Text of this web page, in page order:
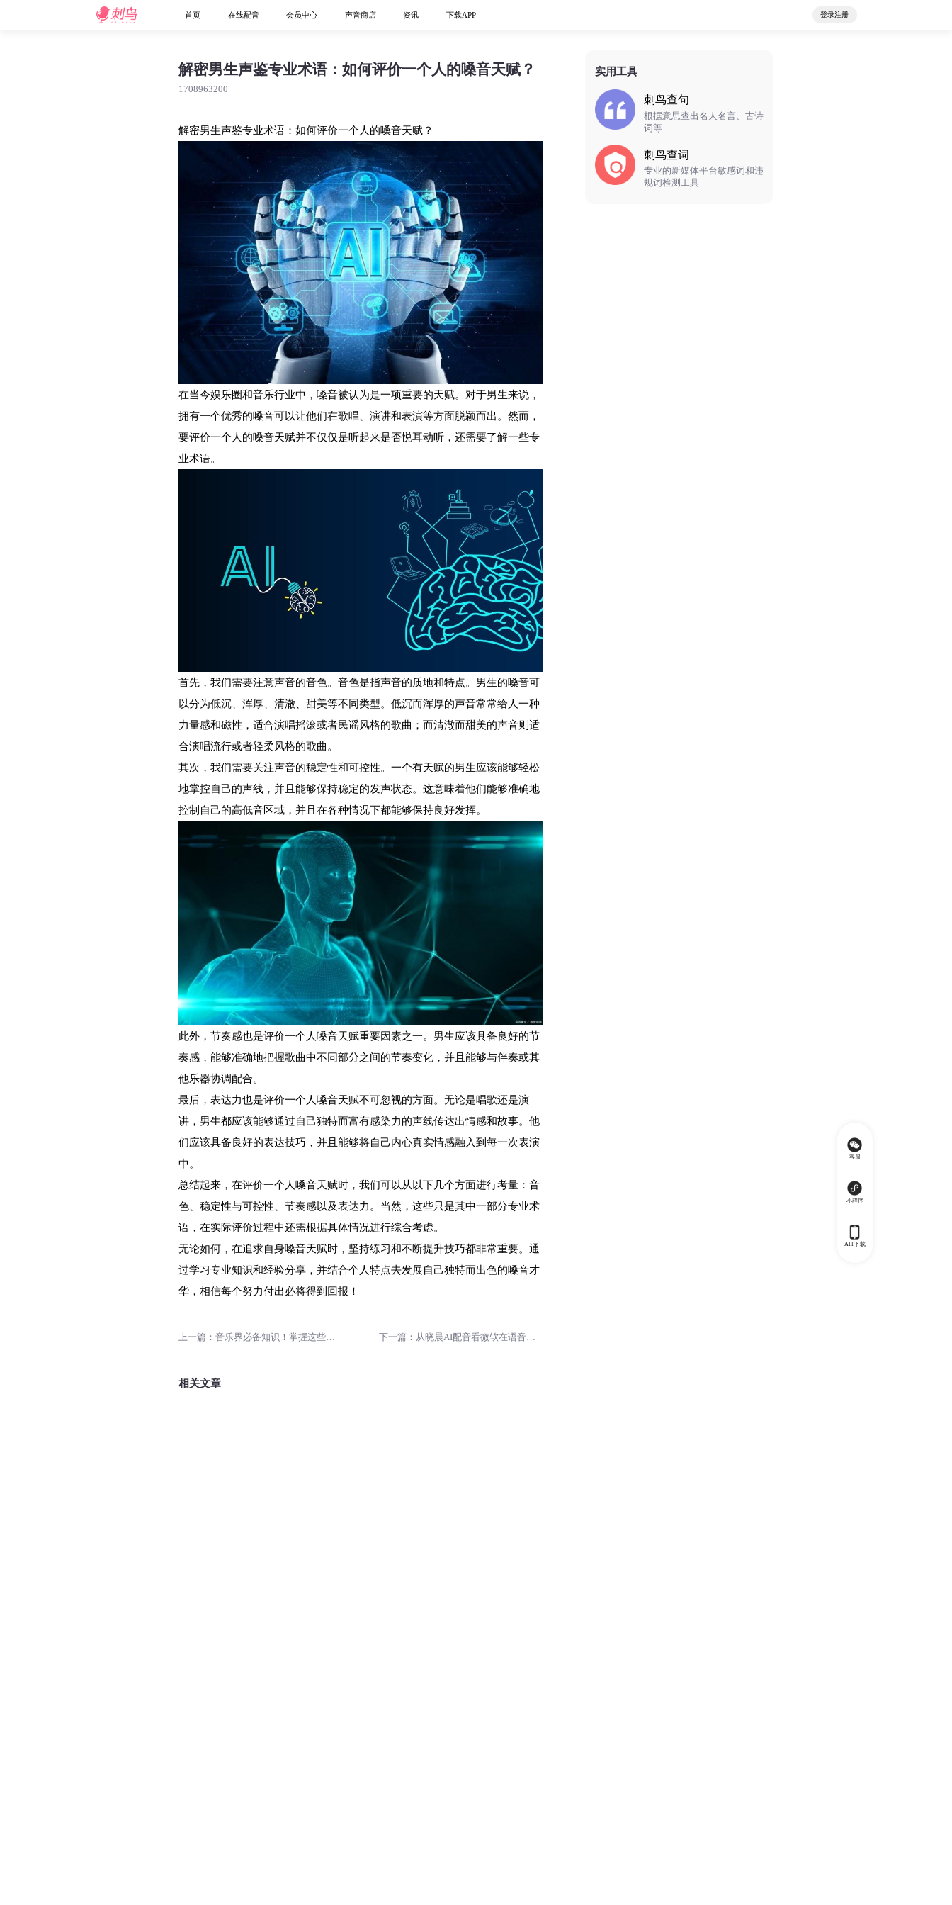
首页 在线配音 会员中心 声音商店 资讯 下载APP 登录注册
解密男生声鉴专业术语：如何评价一个人的嗓音天赋？
1708963200
解密男生声鉴专业术语：如何评价一个人的嗓音天赋？
在当今娱乐圈和音乐行业中，嗓音被认为是一项重要的天赋。对于男生来说，
拥有一个优秀的嗓音可以让他们在歌唱、演讲和表演等方面脱颖而出。然而，
要评价一个人的嗓音天赋并不仅仅是听起来是否悦耳动听，还需要了解一些专
业术语。
首先，我们需要注意声音的音色。音色是指声音的质地和特点。男生的嗓音可
以分为低沉、浑厚、清澈、甜美等不同类型。低沉而浑厚的声音常常给人一种
力量感和磁性，适合演唱摇滚或者民谣风格的歌曲；而清澈而甜美的声音则适
合演唱流行或者轻柔风格的歌曲。
其次，我们需要关注声音的稳定性和可控性。一个有天赋的男生应该能够轻松
地掌控自己的声线，并且能够保持稳定的发声状态。这意味着他们能够准确地
控制自己的高低音区域，并且在各种情况下都能够保持良好发挥。
此外，节奏感也是评价一个人嗓音天赋重要因素之一。男生应该具备良好的节
奏感，能够准确地把握歌曲中不同部分之间的节奏变化，并且能够与伴奏或其
他乐器协调配合。
最后，表达力也是评价一个人嗓音天赋不可忽视的方面。无论是唱歌还是演
讲，男生都应该能够通过自己独特而富有感染力的声线传达出情感和故事。他
们应该具备良好的表达技巧，并且能够将自己内心真实情感融入到每一次表演
中。
总结起来，在评价一个人嗓音天赋时，我们可以从以下几个方面进行考量：音
色、稳定性与可控性、节奏感以及表达力。当然，这些只是其中一部分专业术
语，在实际评价过程中还需根据具体情况进行综合考虑。
无论如何，在追求自身嗓音天赋时，坚持练习和不断提升技巧都非常重要。通
过学习专业知识和经验分享，并结合个人特点去发展自己独特而出色的嗓音才
华，相信每个努力付出必将得到回报！
下一篇：从晓晨AI配音看微软在语音技术领域的布局
相关文章
实用工具
刺鸟查句
根据意思查出名人名言、古诗
词等
刺鸟查词
专业的新媒体平台敏感词和违
规词检测工具
客服
小程序
APP下载